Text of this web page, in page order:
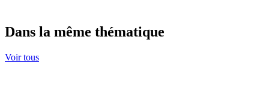
Dans la même thématique
Voir tous